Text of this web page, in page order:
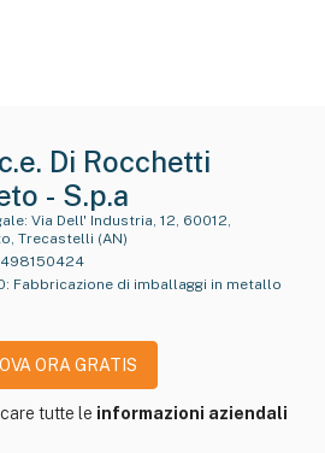
Di Rocchetti
- S.p.a
Trecastelli (AN)
: Fabbricazione di imballaggi in metallo
ORA GRATIS
tutte le informazioni aziendali